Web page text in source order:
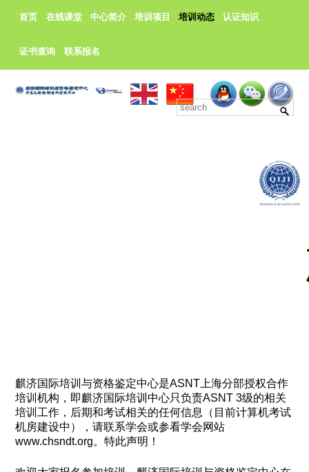
首页 在线课堂 中心简介 培训项目 培训动态 认证知识
证书查询 联系报名
麒济国际培训与资格鉴定中心是ASNT上海分部授权合作
培训机构，即麒济国际培训中心只负责ASNT 3级的相关
培训工作，后期和考试相关的任何信息（目前计算机考试
机房建设中），请联系学会或参看学会网站
www.chsndt.org。特此声明！